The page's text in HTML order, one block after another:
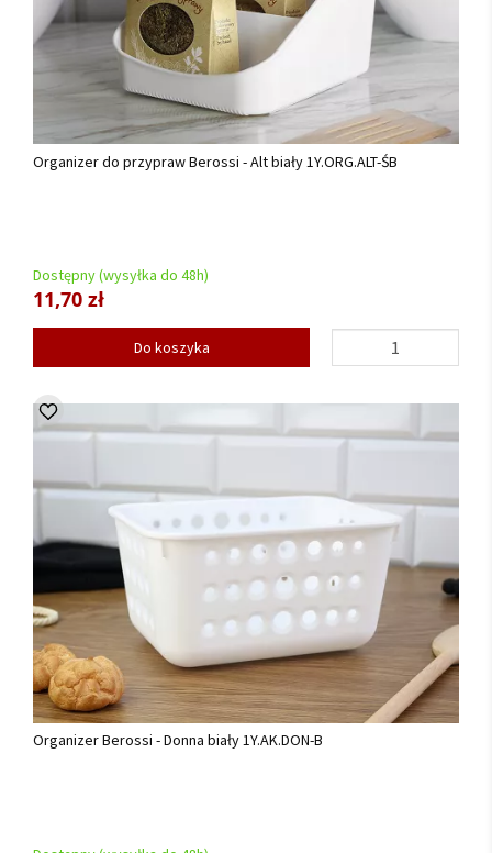
Organizer do przypraw Berossi - Alt biały 1Y.ORG.ALT-ŚB
Dostępny (wysyłka do 48h)
11,70 zł
Do koszyka
Organizer Berossi - Donna biały 1Y.AK.DON-B